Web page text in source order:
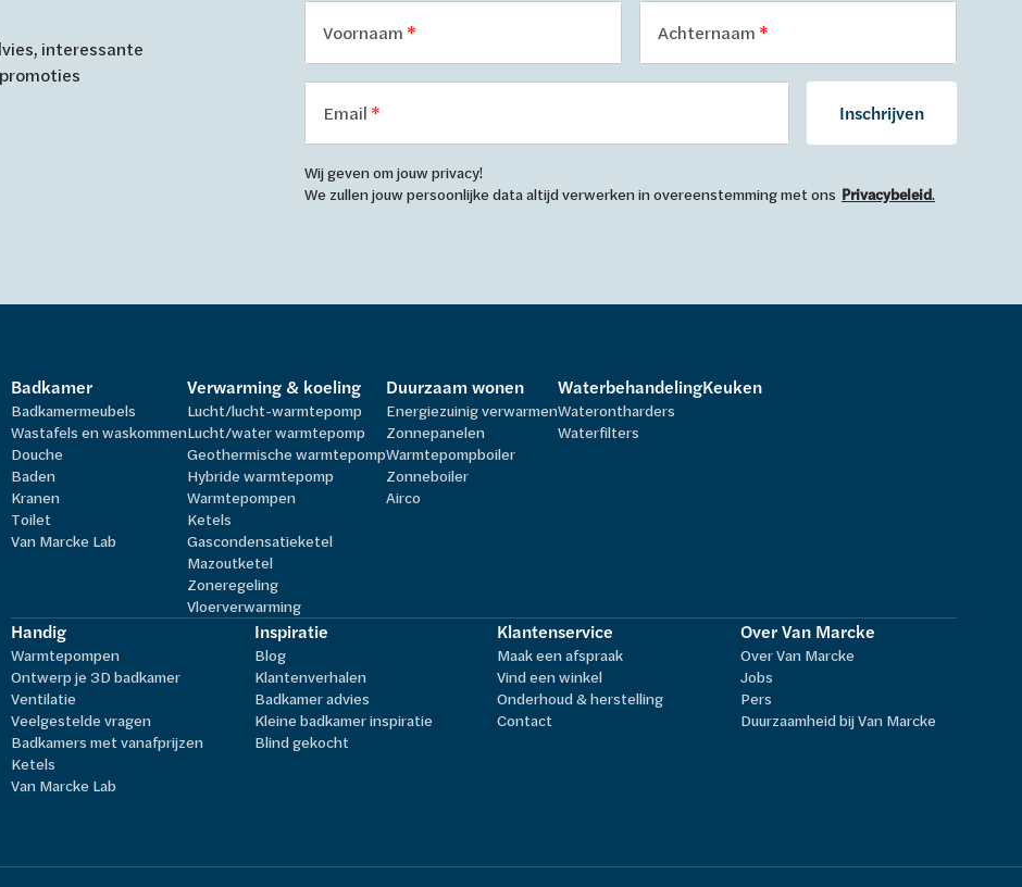
interessante
Voornaam Achternaam
Email Inschrijven
Wij geven om jouw privacy!
We zullen jouw persoonlijke data altijd verwerken in overeenstemming met ons Privacybeleid.
Badkamer
Badkamermeubels
Wastafels en waskommen
Douche
Baden
Kranen
Toilet
Van Marcke Lab
Verwarming & koeling
Lucht/lucht-warmtepomp
Lucht/water warmtepomp
Geothermische warmtepomp
Hybride warmtepomp
Warmtepompen
Ketels
Gascondensatieketel
Mazoutketel
Zoneregeling
Vloerverwarming
Duurzaam wonen
Energiezuinig verwarmen
Zonnepanelen
Warmtepompboiler
Zonneboiler
Airco
Waterbehandeling
Waterontharders
Waterfilters
Keuken
Handig
Warmtepompen
Ontwerp je 3D badkamer
Ventilatie
Veelgestelde vragen
Badkamers met vanafprijzen
Ketels
Van Marcke Lab
Inspiratie
Blog
Klantenverhalen
Badkamer advies
Kleine badkamer inspiratie
Blind gekocht
Klantenservice
Maak een afspraak
Vind een winkel
Onderhoud & herstelling
Contact
Over Van Marcke
Over Van Marcke
Jobs
Pers
Duurzaamheid bij Van Marcke